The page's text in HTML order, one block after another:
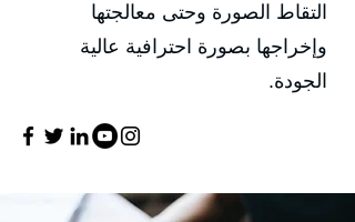
التقاط الصورة وحتى معالجتها
وإخراجها بصورة احترافية عالية
الجودة.